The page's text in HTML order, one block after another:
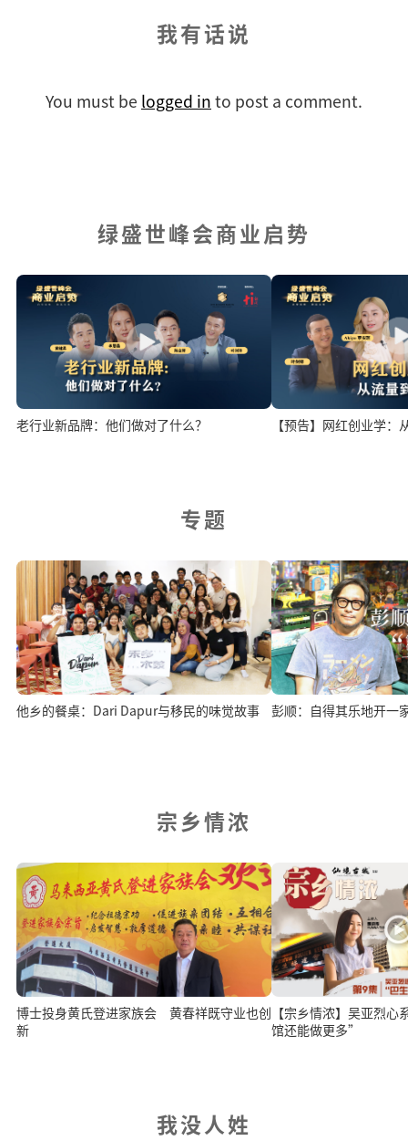
我有话说
You must be logged in to post a comment.
绿盛世峰会商业启势
老行业新品牌：他们做对了什么？ 【预告】网红创业学：
专题
他乡的餐桌：Dari Dapur与移民的味觉故事 彭顺：自得其乐地开一
宗乡情浓
博士投身黄氏登进家族会 黄春祥既守业也创
新
【宗乡情浓】吴亚烈
馆还能做更多”
我没人姓